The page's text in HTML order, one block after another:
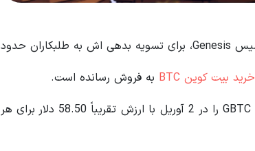
طبق گزارش ها، شرکت ورشکسته وام دهی ارز دیجیتال جنسیس Genesis، برای تسویه بدهی اش به طلبکاران حدود
خرید بیت کوین BTC
به فروش رسانده است.
طبق گزارش اخیر بلومبرگ، جنسیس تقریباً 36 میلیون سهم GBTC را در 2 آوریل با ارزش تقریباً 58.50 دلار برای هر